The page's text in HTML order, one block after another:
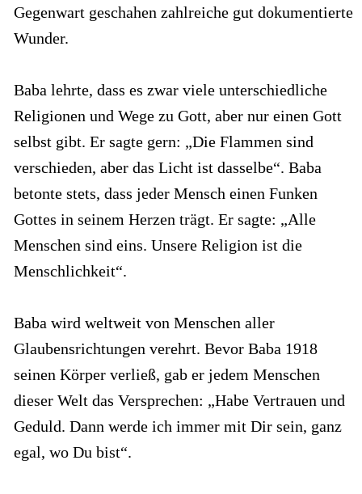
Gegenwart geschahen zahlreiche gut dokumentierte
Wunder.
Baba lehrte, dass es zwar viele unterschiedliche
Religionen und Wege zu Gott, aber nur einen Gott
selbst gibt. Er sagte gern: „Die Flammen sind
verschieden, aber das Licht ist dasselbe“. Baba
betonte stets, dass jeder Mensch einen Funken
Gottes in seinem Herzen trägt. Er sagte: „Alle
Menschen sind eins. Unsere Religion ist die
Menschlichkeit“.
Baba wird weltweit von Menschen aller
Glaubensrichtungen verehrt. Bevor Baba 1918
seinen Körper verließ, gab er jedem Menschen
dieser Welt das Versprechen: „Habe Vertrauen und
Geduld. Dann werde ich immer mit Dir sein, ganz
egal, wo Du bist“.